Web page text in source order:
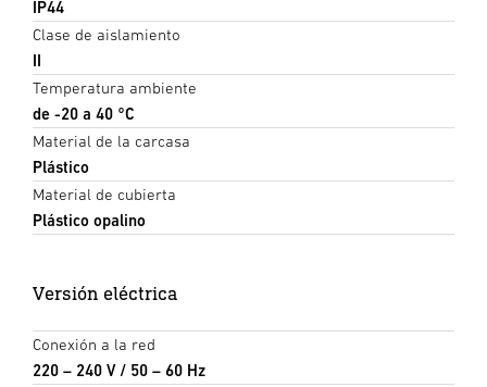
IP44
Clase de aislamiento
II
Temperatura ambiente
de -20 a 40 °C
Material de la carcasa
Plástico
Material de cubierta
Plástico opalino
Versión eléctrica
Conexión a la red
220 – 240 V / 50 – 60 Hz